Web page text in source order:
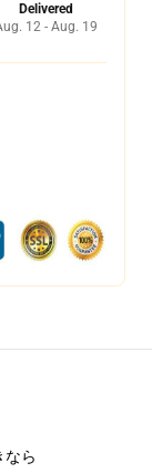
Delivered
12 - Aug. 19
なら